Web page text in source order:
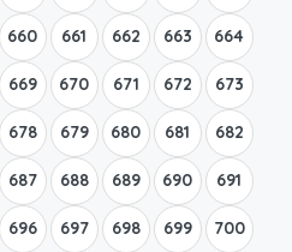
660 661 662 663 664
669 670 671 672 673
678 679 680 681 682
687 688 689 690 691
696 697 698 699 700